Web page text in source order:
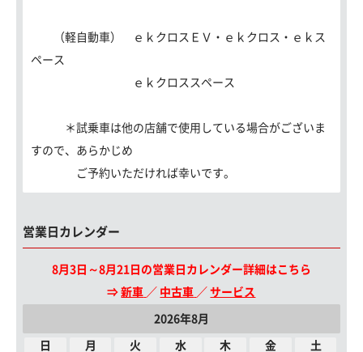
（軽自動車） ｅｋクロスＥＶ・ｅｋクロス・ｅｋス
ペース
ｅｋクロススペース
＊試乗車は他の店舗で使用している場合がございま
すので、あらかじめ
ご予約いただければ幸いです。
営業日カレンダー
8月3日～8月21日の営業日カレンダー詳細はこちら
⇒新車 ／ 中古車 ／サービス
2026年8月
日 月 火 水 木 金 土